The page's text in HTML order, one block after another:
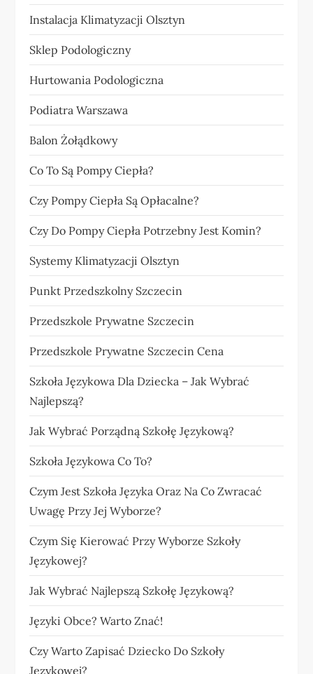
Instalacja Klimatyzacji Olsztyn
Sklep Podologiczny
Hurtowania Podologiczna
Podiatra Warszawa
Balon Żołądkowy
Co To Są Pompy Ciepła?
Czy Pompy Ciepła Są Opłacalne?
Czy Do Pompy Ciepła Potrzebny Jest Komin?
Systemy Klimatyzacji Olsztyn
Punkt Przedszkolny Szczecin
Przedszkole Prywatne Szczecin
Przedszkole Prywatne Szczecin Cena
Szkoła Językowa Dla Dziecka – Jak Wybrać
Najlepszą?
Jak Wybrać Porządną Szkołę Językową?
Szkoła Językowa Co To?
Czym Jest Szkoła Języka Oraz Na Co Zwracać
Uwagę Przy Jej Wyborze?
Czym Się Kierować Przy Wyborze Szkoły
Językowej?
Jak Wybrać Najlepszą Szkołę Językową?
Języki Obce? Warto Znać!
Czy Warto Zapisać Dziecko Do Szkoły
Językowej?